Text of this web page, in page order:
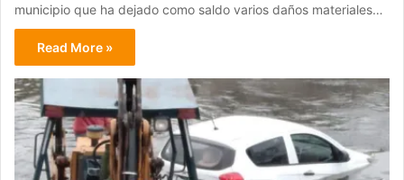
municipio que ha dejado como saldo varios daños materiales…
Read More »